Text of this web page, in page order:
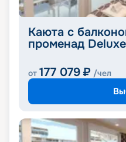
Каюта с
променад
от 177 079 ₽ /чел